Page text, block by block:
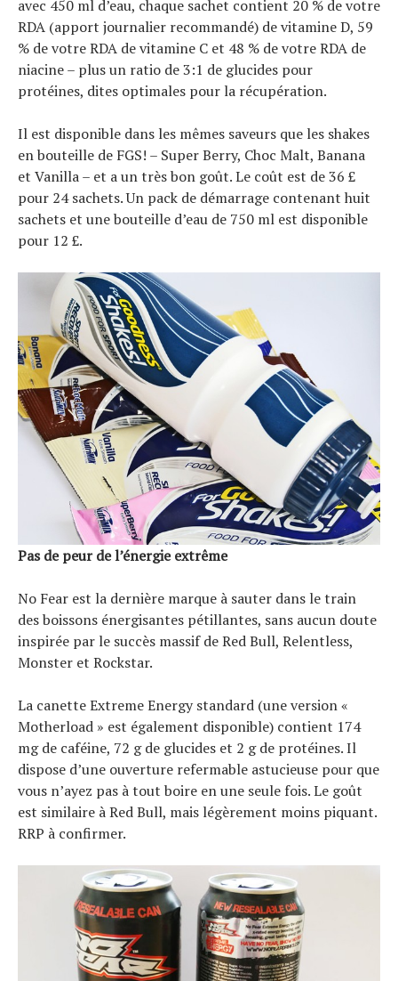
avec 450 ml d’eau, chaque sachet contient 20 % de votre
RDA (apport journalier recommandé) de vitamine D, 59
% de votre RDA de vitamine C et 48 % de votre RDA de
niacine – plus un ratio de 3:1 de glucides pour
protéines, dites optimales pour la récupération.
Il est disponible dans les mêmes saveurs que les shakes
en bouteille de FGS! – Super Berry, Choc Malt, Banana
et Vanilla – et a un très bon goût. Le coût est de 36 £
pour 24 sachets. Un pack de démarrage contenant huit
sachets et une bouteille d’eau de 750 ml est disponible
pour 12 £.
Pas de peur de l’énergie extrême
No Fear est la dernière marque à sauter dans le train
des boissons énergisantes pétillantes, sans aucun doute
inspirée par le succès massif de Red Bull, Relentless,
Monster et Rockstar.
La canette Extreme Energy standard (une version «
Motherload » est également disponible) contient 174
mg de caféine, 72 g de glucides et 2 g de protéines. Il
dispose d’une ouverture refermable astucieuse pour que
vous n’ayez pas à tout boire en une seule fois. Le goût
est similaire à Red Bull, mais légèrement moins piquant.
RRP à confirmer.